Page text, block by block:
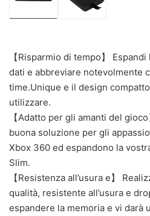
【Risparmio di tempo】
dati e abbreviare notevolmente
time.Unique e il design
utilizzare.
【Adatto per gli amanti del
buona soluzione per gli
Xbox 360 ed espandono la
Slim.
【Resistenza all’usura e】
qualità, resistente all’usura e
espandere la memoria e vi darà